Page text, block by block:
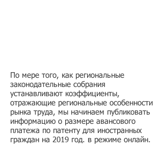
По мере того, как региональные
законодательные собрания
устанавливают коэффициенты,
отражающие региональные особенности
рынка труда, мы начинаем публиковать
информацию о размере авансового
платежа по патенту для иностранных
граждан на 2019 год. в режиме онлайн.